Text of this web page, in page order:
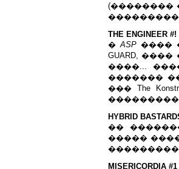
(��������
���������
THE ENGINEER
�ASP����
GUARD,
����...
�������
��� The
HYBRID
��
�����
MISERICORDIA